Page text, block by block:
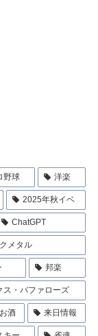
野球 洋楽
2025年秋イベ
ChatGPT
メタル
邦楽
ス・バファローズ
お酒 来日情報